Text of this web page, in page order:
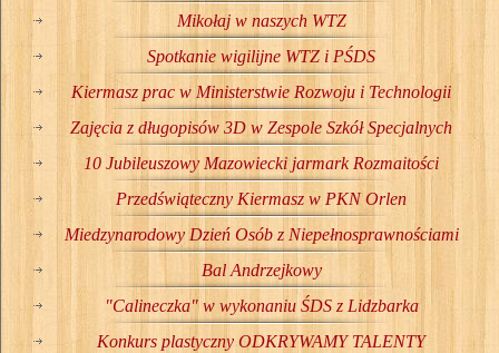
Mikołaj w naszych WTZ
Spotkanie wigilijne WTZ i PŚDS
Kiermasz prac w Ministerstwie Rozwoju i Technologii
Zajęcia z długopisów 3D w Zespole Szkół Specjalnych
10 Jubileuszowy Mazowiecki jarmark Rozmaitości
Przedświąteczny Kiermasz w PKN Orlen
Miedzynarodowy Dzień Osób z Niepełnosprawnościami
Bal Andrzejkowy
"Calineczka" w wykonaniu ŚDS z Lidzbarka
Konkurs plastyczny ODKRYWAMY TALENTY